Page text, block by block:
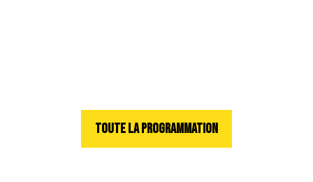
TOUTE LA PROGRAMMATION